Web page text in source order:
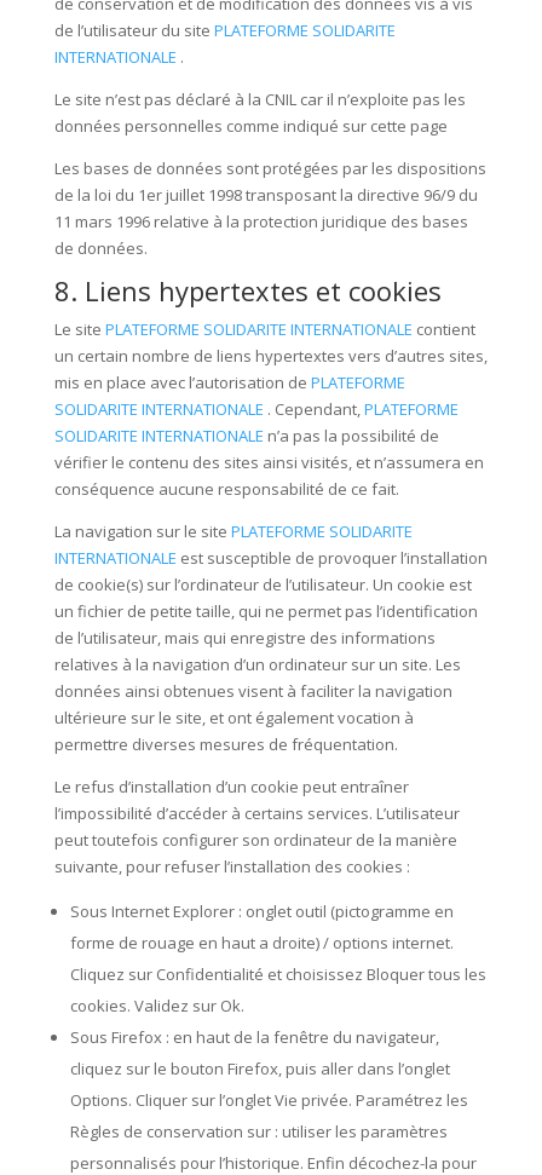
de l’utilisateur du site PLATEFORME SOLIDARITE
INTERNATIONALE .
Le site n’est pas déclaré à la CNIL car il n’exploite pas les
données personnelles comme indiqué sur cette page
Les bases de données sont protégées par les dispositions
de la loi du 1er juillet 1998 transposant la directive 96/9 du
11 mars 1996 relative à la protection juridique des bases
de données.
8. Liens hypertextes et cookies
Le site PLATEFORME SOLIDARITE INTERNATIONALE contient
un certain nombre de liens hypertextes vers d’autres sites,
mis en place avec l’autorisation de PLATEFORME
SOLIDARITE INTERNATIONALE . Cependant,PLATEFORME
SOLIDARITE INTERNATIONALE n’a pas la possibilité de
vérifier le contenu des sites ainsi visités, et n’assumera en
conséquence aucune responsabilité de ce fait.
La navigation sur le site PLATEFORME SOLIDARITE
INTERNATIONALE est susceptible de provoquer l’installation
de cookie(s) sur l’ordinateur de l’utilisateur. Un cookie est
un fichier de petite taille, qui ne permet pas l’identification
de l’utilisateur, mais qui enregistre des informations
relatives à la navigation d’un ordinateur sur un site. Les
données ainsi obtenues visent à faciliter la navigation
ultérieure sur le site, et ont également vocation à
permettre diverses mesures de fréquentation.
Le refus d’installation d’un cookie peut entraîner
l’impossibilité d’accéder à certains services. L’utilisateur
peut toutefois configurer son ordinateur de la manière
suivante, pour refuser l’installation des cookies :
Sous Internet Explorer : onglet outil (pictogramme en
forme de rouage en haut a droite) / options internet.
Cliquez sur Confidentialité et choisissez Bloquer tous les
cookies. Validez sur Ok.
Sous Firefox : en haut de la fenêtre du navigateur,
cliquez sur le bouton Firefox, puis aller dans l’onglet
Options. Cliquer sur l’onglet Vie privée. Paramétrez les
Règles de conservation sur : utiliser les paramètres
personnalisés pour l’historique. Enfin décochez-la pour